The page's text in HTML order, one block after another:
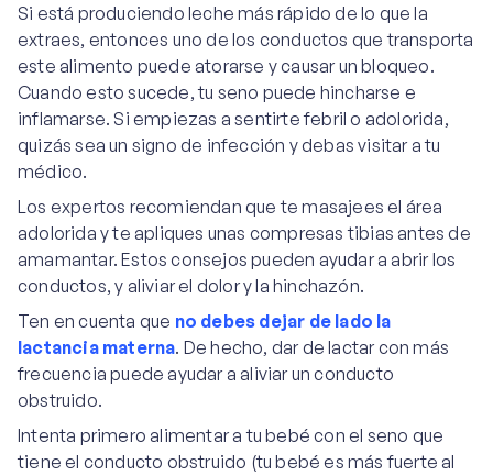
Si está produciendo leche más rápido de lo que la
extraes, entonces uno de los conductos que transporta
este alimento puede atorarse y causar un bloqueo.
Cuando esto sucede, tu seno puede hincharse e
inflamarse. Si empiezas a sentirte febril o adolorida,
quizás sea un signo de infección y debas visitar a tu
médico.
Los expertos recomiendan que te masajees el área
adolorida y te apliques unas compresas tibias antes de
amamantar. Estos consejos pueden ayudar a abrir los
conductos, y aliviar el dolor y la hinchazón.
Ten en cuenta que no debes dejar de lado la
lactancia materna. De hecho, dar de lactar con más
frecuencia puede ayudar a aliviar un conducto
obstruido.
Intenta primero alimentar a tu bebé con el seno que
tiene el conducto obstruido (tu bebé es más fuerte al